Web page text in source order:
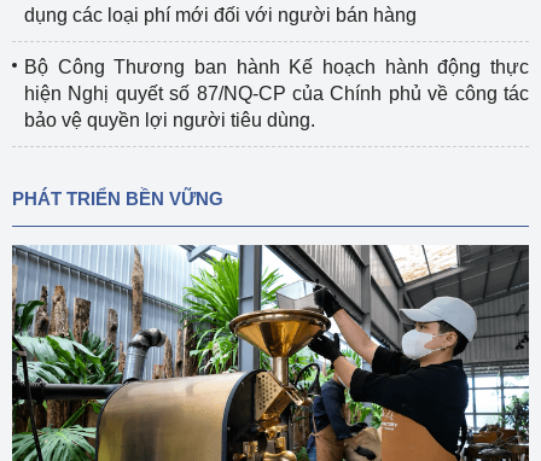
dụng các loại phí mới đối với người bán hàng
Bộ Công Thương ban hành Kế hoạch hành động thực
hiện Nghị quyết số 87/NQ-CP của Chính phủ về công tác
bảo vệ quyền lợi người tiêu dùng.
PHÁT TRIỂN BỀN VỮNG